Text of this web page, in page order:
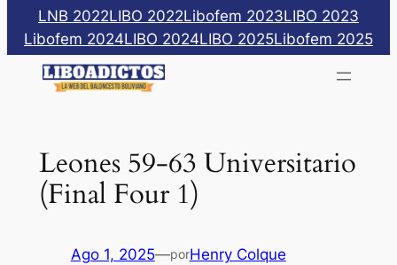
Saltar
contenido
LNB 2022LIBO 2022Libofem 2023LIBO 2023
Libofem 2024LIBO 2024LIBO 2025Libofem 2025
Leones 59-63 Universitario
(Final Four 1)
Ago 1, 2025—porHenry Colque